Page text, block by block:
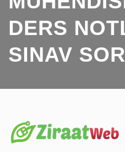
DERS
SINAV